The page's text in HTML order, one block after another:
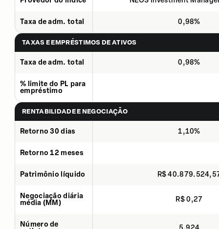
Taxa de adm. total 0,98%
TAXAS E EMPRÉSTIMOS DE ATIVOS
Taxa de adm. total 0,98%
% limite do PL para
empréstimo
RENTABILIDADE E NEGOCIAÇÃO
Retorno 30 dias 1,10%
Retorno 12 meses
Patrimônio líquido R$
Negociação diária
média (MM)
R$ 0,27
Número de